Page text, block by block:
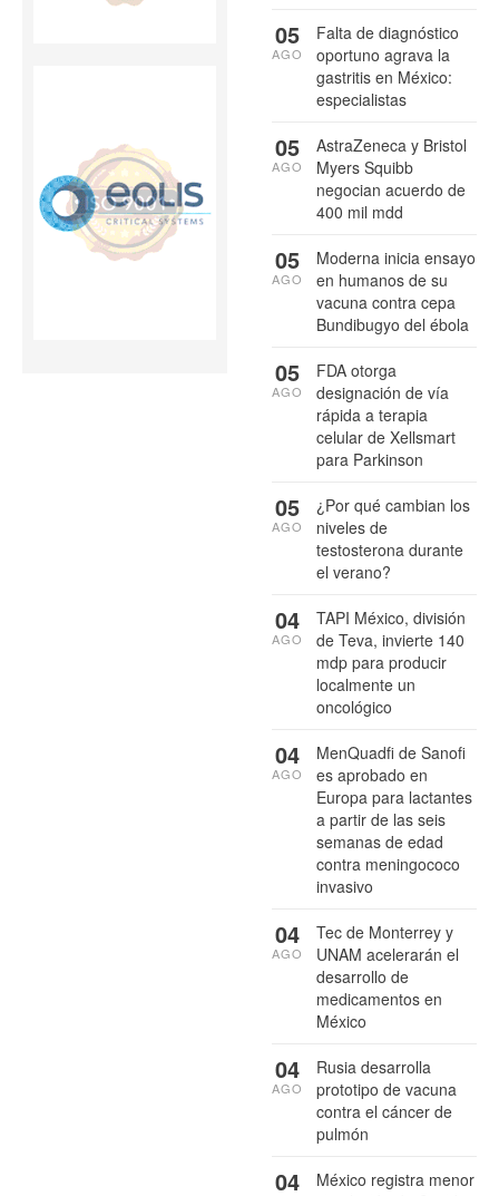
Falta de diagnóstico
oportuno agrava la
gastritis en México:
especialistas
05
AGO
AstraZeneca y Bristol
Myers Squibb
negocian acuerdo de
400 mil mdd
05
AGO
Moderna inicia ensayo
en humanos de su
vacuna contra cepa
Bundibugyo del ébola
05
AGO
FDA otorga
designación de vía
rápida a terapia
celular de Xellsmart
para Parkinson
05
AGO
¿Por qué cambian los
niveles de
testosterona durante
el verano?
05
AGO
TAPI México, división
de Teva, invierte 140
mdp para producir
localmente un
oncológico
04
AGO
MenQuadfi de Sanofi
es aprobado en
Europa para lactantes
a partir de las seis
semanas de edad
contra meningococo
invasivo
04
AGO
Tec de Monterrey y
UNAM acelerarán el
desarrollo de
medicamentos en
México
04
AGO
Rusia desarrolla
prototipo de vacuna
contra el cáncer de
pulmón
04
AGO
México registra menor
04